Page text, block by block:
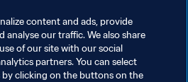
content and ads, provide
analyse our traffic. We also share
of our site with our social
partners. You can select
clicking on the buttons on the